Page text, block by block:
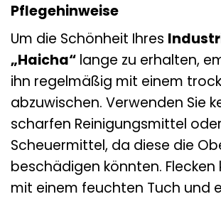
Pflegehinweise
Um die Schönheit Ihres
„Haicha“ lange zu erhalten,
ihn regelmäßig mit einem
abzuwischen. Verwenden Sie
scharfen Reinigungsmittel oder
Scheuermittel, da diese die
beschädigen könnten. Flecken
mit einem feuchten Tuch und